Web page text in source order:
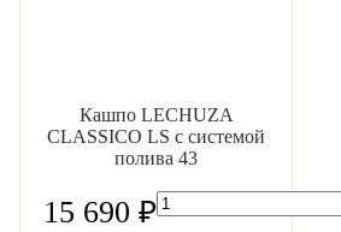
Кашпо LECHUZA
CLASSICO LS с системой
полива 43
15 690 ₽